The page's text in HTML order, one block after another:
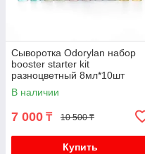
Сыворотка Odorylan набор
booster starter kit
разноцветный 8мл*10шт
В наличии
7 000 ₸ 10 500 ₸
Купить